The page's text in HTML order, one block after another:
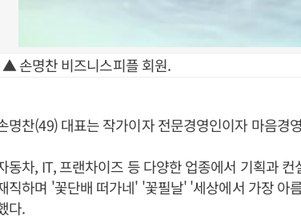
▲ 손명찬 비즈니스피플 회원.
명찬(49) 대표는 작가이자 전문경영인이자 마음경
동차, IT, 프랜차이즈 등 다양한 업종에서 기획과
직하며 '꽃단배 떠가네' '꽃필날' '세상에서 가장 아
다.